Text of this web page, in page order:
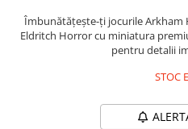
Playmats
Deck Boxes/Cutii pentru carti
Portofolii/ Clasoare pentru carti
Îmbunătățește-ți jocurile Arkham
Eldritch Horror cu miniatura
pentru detalii
STOC